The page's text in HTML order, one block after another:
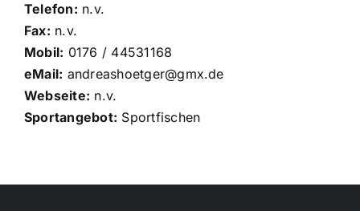
Telefon: n.v.
Fax: n.v.
Mobil: 0176 / 44531168
eMail: andreashoetger@gmx.de
Webseite: n.v.
Sportangebot: Sportfischen